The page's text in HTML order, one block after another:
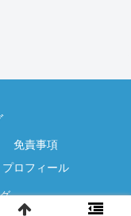
免責事項
プロフィール
.